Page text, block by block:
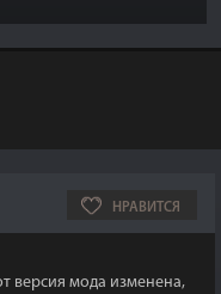
НРАВИТСЯ
версия мода изменена,